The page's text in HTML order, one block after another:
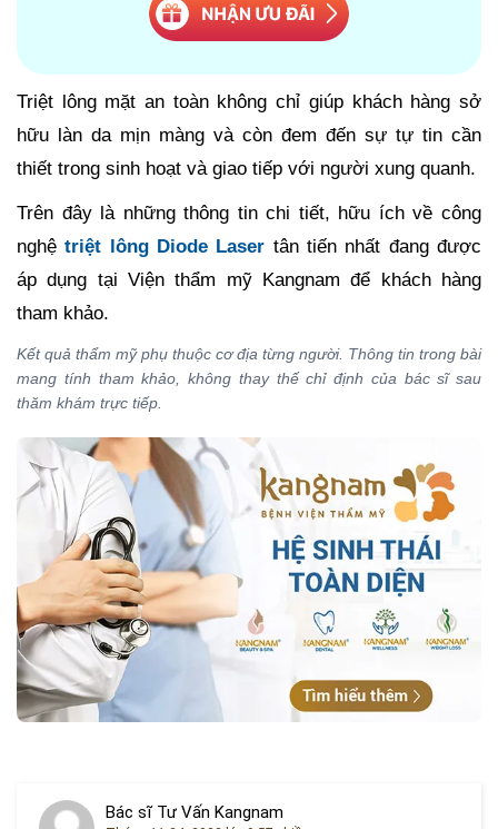
Triệt lông mặt an toàn không chỉ giúp khách hàng sở
hữu làn da mịn màng và còn đem đến sự tự tin cần
thiết trong sinh hoạt và giao tiếp với người xung quanh.
Trên đây là những thông tin chi tiết, hữu ích về công
nghệtriệt lông Diode Laser tân tiến nhất đang được
áp dụng tại Viện thẩm mỹ Kangnam để khách hàng
tham khảo.
Kết quả thẩm mỹ phụ thuộc cơ địa từng người. Thông tin trong bài
mang tính tham khảo, không thay thế chỉ định của bác sĩ sau
thăm khám trực tiếp.
Bác sĩ Tư Vấn Kangnam